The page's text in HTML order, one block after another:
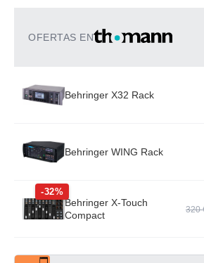
OFERTAS EN
Behringer X32 Rack
Behringer WING Rack
-32%
Behringer X-Touch
Compact
320